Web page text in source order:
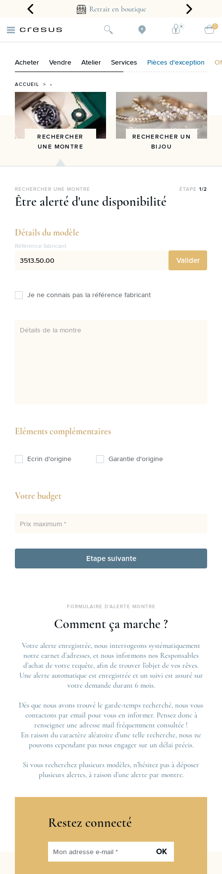
2 ans Retrait en boutique
0
Acheter Vendre Atelier Services Pièces d'exception
ACCUEIL > •
RECHERCHER
UNE MONTRE
RECHERCHER UN
BIJOU
RECHERCHER UNE MONTRE ÉTAPE 1/2
Être alerté d'une disponibilité
Détails du modèle
Référence fabricant
Valider
Je ne connais pas la référence fabricant
Détails de la montre
Eléments complémentaires
Ecrin d'origine Garantie d'origine
Votre budget
Prix maximum *
Etape suivante
FORMULAIRE D'ALERTE MONTRE
Comment ça marche ?
Votre alerte enregistrée, nous interrogeons systématiquement
notre carnet d’adresses, et nous informons nos Responsables
d’achat de votre requête, afin de trouver l’objet de vos rêves.
Une alerte automatique est enregistrée et un suivi est assuré sur
votre demande durant 6 mois.
Dès que nous avons trouvé le garde-temps recherché, nous vous
contactons par email pour vous en informer. Pensez donc à
renseigner une adresse mail fréquemment consultée !
En raison du caractère aléatoire d’une telle recherche, nous ne
pouvons cependant pas nous engager sur un délai précis.
Si vous recherchez plusieurs modèles, n’hésitez pas à déposer
plusieurs alertes, à raison d’une alerte par montre.
Restez connecté
Mon adresse e-mail * OK